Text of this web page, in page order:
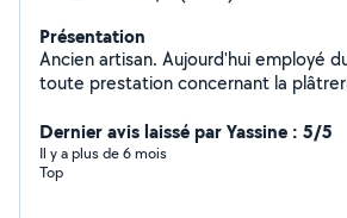
Présentation
Ancien artisan. Aujourd'hui employé
toute prestation concernant la
meuble Je suis passionne de mon
Dernier avis laissé par Yassine : 5/5
Il y a plus de 6 mois
Top